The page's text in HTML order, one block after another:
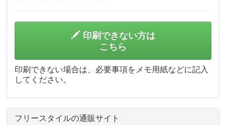
印刷できない方は
こちら
印刷できない場合は、必要事項をメモ用紙などに記入
してください。
フリースタイルの通販サイト